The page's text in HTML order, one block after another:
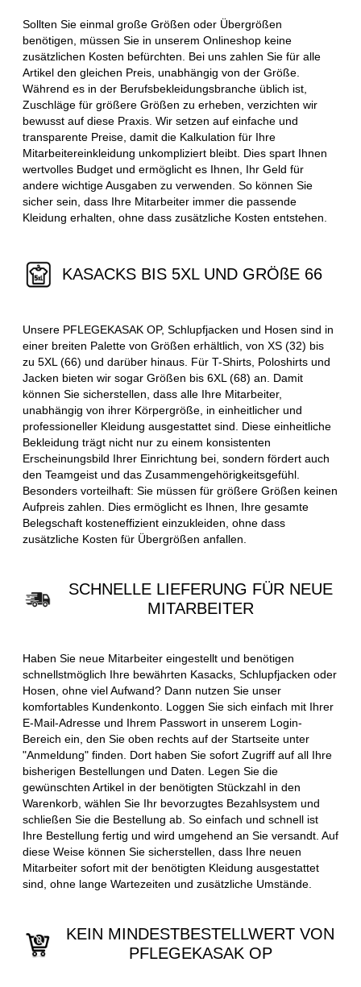
Sollten Sie einmal große Größen oder Übergrößen
benötigen, müssen Sie in unserem Onlineshop keine
zusätzlichen Kosten befürchten. Bei uns zahlen Sie für alle
Artikel den gleichen Preis, unabhängig von der Größe.
Während es in der Berufsbekleidungsbranche üblich ist,
Zuschläge für größere Größen zu erheben, verzichten wir
bewusst auf diese Praxis. Wir setzen auf einfache und
transparente Preise, damit die Kalkulation für Ihre
Mitarbeitereinkleidung unkompliziert bleibt. Dies spart Ihnen
wertvolles Budget und ermöglicht es Ihnen, Ihr Geld für
andere wichtige Ausgaben zu verwenden. So können Sie
sicher sein, dass Ihre Mitarbeiter immer die passende
Kleidung erhalten, ohne dass zusätzliche Kosten entstehen.
KASACKS BIS 5XL UND GRÖßE 66
Unsere PFLEGEKASAK OP, Schlupfjacken und Hosen sind in
einer breiten Palette von Größen erhältlich, von XS (32) bis
zu 5XL (66) und darüber hinaus. Für T-Shirts, Poloshirts und
Jacken bieten wir sogar Größen bis 6XL (68) an. Damit
können Sie sicherstellen, dass alle Ihre Mitarbeiter,
unabhängig von ihrer Körpergröße, in einheitlicher und
professioneller Kleidung ausgestattet sind. Diese einheitliche
Bekleidung trägt nicht nur zu einem konsistenten
Erscheinungsbild Ihrer Einrichtung bei, sondern fördert auch
den Teamgeist und das Zusammengehörigkeitsgefühl.
Besonders vorteilhaft: Sie müssen für größere Größen keinen
Aufpreis zahlen. Dies ermöglicht es Ihnen, Ihre gesamte
Belegschaft kosteneffizient einzukleiden, ohne dass
zusätzliche Kosten für Übergrößen anfallen.
SCHNELLE LIEFERUNG FÜR NEUE
MITARBEITER
Haben Sie neue Mitarbeiter eingestellt und benötigen
schnellstmöglich Ihre bewährten Kasacks, Schlupfjacken oder
Hosen, ohne viel Aufwand? Dann nutzen Sie unser
komfortables Kundenkonto. Loggen Sie sich einfach mit Ihrer
E-Mail-Adresse und Ihrem Passwort in unserem Login-
Bereich ein, den Sie oben rechts auf der Startseite unter
"Anmeldung" finden. Dort haben Sie sofort Zugriff auf all Ihre
bisherigen Bestellungen und Daten. Legen Sie die
gewünschten Artikel in der benötigten Stückzahl in den
Warenkorb, wählen Sie Ihr bevorzugtes Bezahlsystem und
schließen Sie die Bestellung ab. So einfach und schnell ist
Ihre Bestellung fertig und wird umgehend an Sie versandt. Auf
diese Weise können Sie sicherstellen, dass Ihre neuen
Mitarbeiter sofort mit der benötigten Kleidung ausgestattet
sind, ohne lange Wartezeiten und zusätzliche Umstände.
KEIN MINDESTBESTELLWERT VON
PFLEGEKASAK OP